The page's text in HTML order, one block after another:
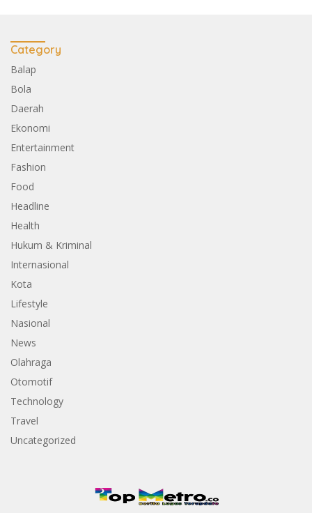
Category
Balap
Bola
Daerah
Ekonomi
Entertainment
Fashion
Food
Headline
Health
Hukum & Kriminal
Internasional
Kota
Lifestyle
Nasional
News
Olahraga
Otomotif
Technology
Travel
Uncategorized